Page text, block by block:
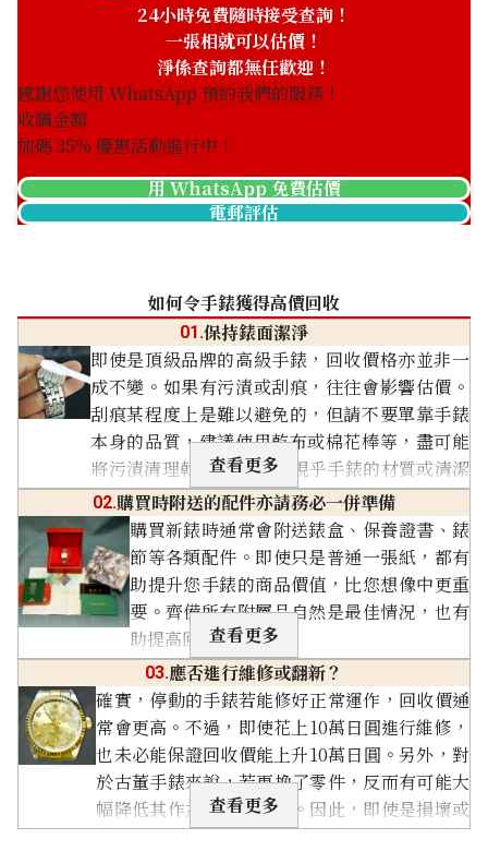
表耳金屬剝落
表耳的金屬部分剝落。
金屬錶帶鬆垮
錶殼內部污垢
手錶錶殼內部堆積污垢。
不動品
手錶指針完全不動，就是不
動品。
指針折斷
手錶的指針斷裂或缺損。
錶冠缺失
錶冠缺失或丟失。
進水損壞
手錶進水，內部受損。
內部生鏽或損壞
手錶內部生鏽或部件損壞。
僅剩零件
僅剩下指針或機芯等零件。
僅剩錶殼
僅剩下錶殼，內部零件缺
失。
沒有附屬品
沒有保證書或盒子等附屬
品。
24小時免費隨時接受查詢！
一張相就可以估價！
淨係查詢都無任歡迎！
感謝您使用 WhatsApp 預約我們的服務！
收購金額
加碼35% 優惠活動進行中！
用 WhatsApp 免費估價
電郵評估
如何令手錶獲得高價回收
01.保持錶面潔淨
即使是頂級品牌的高級手錶，回收價格亦並非一
成不變。如果有污漬或刮痕，往往會影響估價。
刮痕某程度上是難以避免的，但請不要單靠手錶
本身的品質，建議使用乾布或棉花棒等，盡可能
將污漬清理乾淨。 不過，視乎手錶的材質或清潔
用品的不同，有機會反而刮傷手錶或損害表面塗
層，所以請在可行範圍內輕輕處理即可。
關閉
查看更多
02.購買時附送的配件亦請務必一併準備
購買新錶時通常會附送錶盒、保養證書、錶
節等各類配件。即使只是普通一張紙，都有
助提升您手錶的商品價值，比您想像中更重
要。齊備所有附屬品自然是最佳情況，也有
助提高回收估價。
關閉
查看更多
03.應否進行維修或翻新？
確實，停動的手錶若能修好正常運作，回收價通
常會更高。不過，即使花上10萬日圓進行維修，
也未必能保證回收價能上升10萬日圓。另外，對
於古董手錶來說，若更換了零件，反而有可能大
幅降低其作為古董的價值。因此，即使是損壞或
需要維修的手錶，建議您先聯絡我們
查看更多